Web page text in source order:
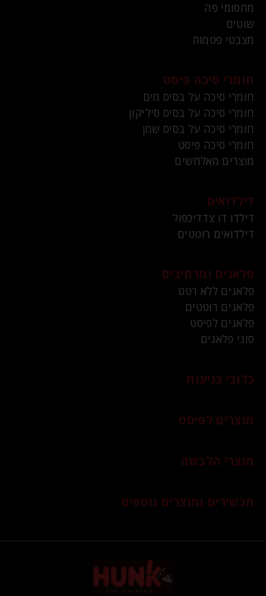
מחסומי פה
שוטים
מצבטי פטמות
חומרי סיכה פיסט
חומרי סיכה על בסיס מים
חומרי סיכה על בסיס סיליקון
חומרי סיכה על בסיס שמן
חומרי סיכה פיסט
מוצרים מאלחשים
דילדואים
דילדו דו צדדיכפול
דילדואים רוטטים
פלאגים ומרחיבים
פלאגים ללא רטט
פלאגים רוטטים
פלאגים לפיסט
סוגי פלאגים
כלובי צניעות
מוצרים לפיסט
מוצרי הלבשה
תכשירים ומוצרים נוספים